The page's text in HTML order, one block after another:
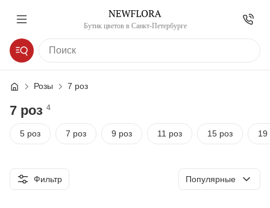
Бутик цветов в Санкт-Петербурге
Розы 7 роз
7 роз 4
5 роз 7 роз 9 роз 11 роз 15 роз 19
Фильтр Сортировка
Популярные